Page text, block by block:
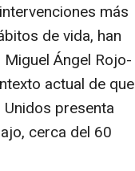
más
de vida, han
Ángel Rojo-
actual de que
presenta
cerca del 60